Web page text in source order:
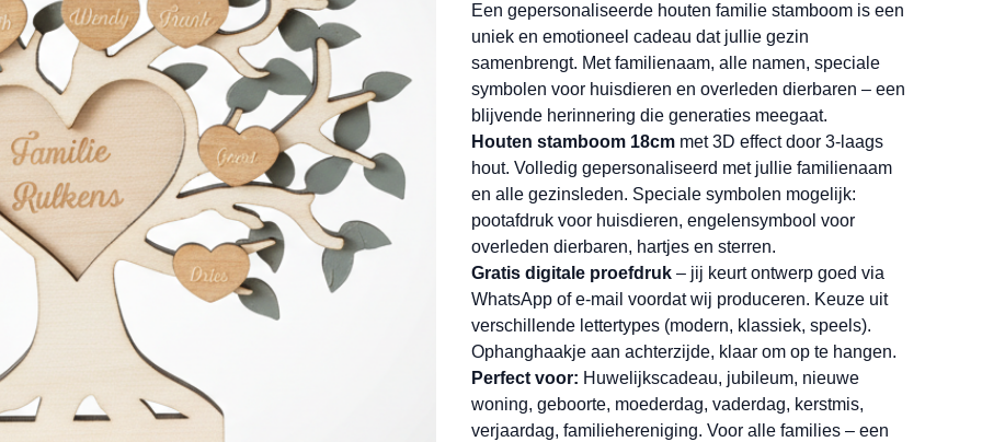
Een gepersonaliseerde houten familie stamboom is een
uniek en emotioneel cadeau dat jullie gezin
samenbrengt. Met familienaam, alle namen, speciale
symbolen voor huisdieren en overleden dierbaren – een
blijvende herinnering die generaties meegaat.
Houten stamboom 18cmmet 3D effect door 3-laags
hout. Volledig gepersonaliseerd met jullie familienaam
en alle gezinsleden. Speciale symbolen mogelijk:
pootafdruk voor huisdieren, engelensymbool voor
overleden dierbaren, hartjes en sterren.
Gratis digitale proefdruk– jij keurt ontwerp goed via
WhatsApp of e-mail voordat wij produceren. Keuze uit
verschillende lettertypes (modern, klassiek, speels).
Ophanghaakje aan achterzijde, klaar om op te hangen.
Perfect voor: Huwelijkscadeau, jubileum, nieuwe
woning, geboorte, moederdag, vaderdag, kerstmis,
verjaardag, familiehereniging. Voor alle families – een